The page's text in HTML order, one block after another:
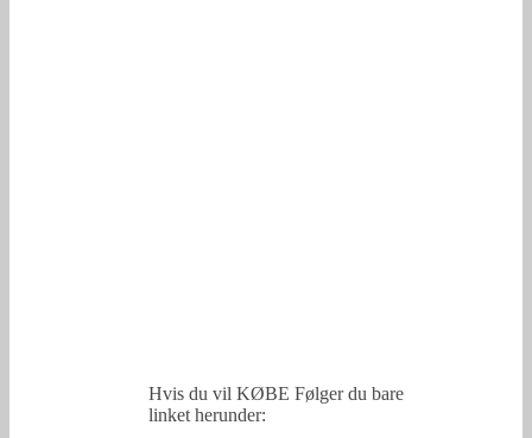
Hvis du vil KØBE Følger du bare
linket herunder: